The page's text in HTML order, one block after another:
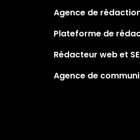
Agence de
Plateforme de
Rédacteur web et
Agence de